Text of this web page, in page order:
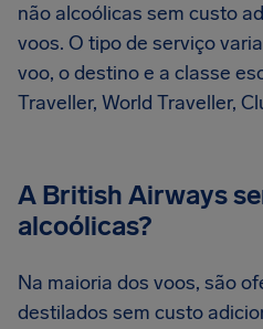
não alcoólicas sem custo
voos. O tipo de serviço
voo, o destino e a classe
Traveller, World Traveller,
A British Airways
alcoólicas?
Na maioria dos voos, são
destilados sem custo